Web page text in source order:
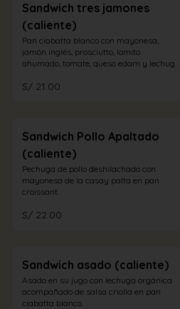
Sandwich tres jamones
(caliente)
Pan ciabatta blanco con mayonesa,
jamón inglés, prosciutto, lomito
ahumado, tomate, queso edam y lechuga
S/ 21.00
Sandwich Pollo Apaltado
(caliente)
Pechuga de pollo deshilachado con
mayonesa de la casay palta en pan
croissant.
S/ 22.00
Sandwich asado (caliente)
Asado en su jugo con lechuga orgánica
acompañado de salsa criolla en pan
ciabatta blanco.